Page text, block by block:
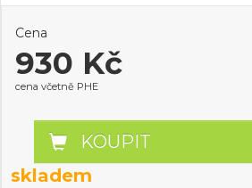
Cena
930 Kč
cena včetně PHE
KOUPIT
skladem